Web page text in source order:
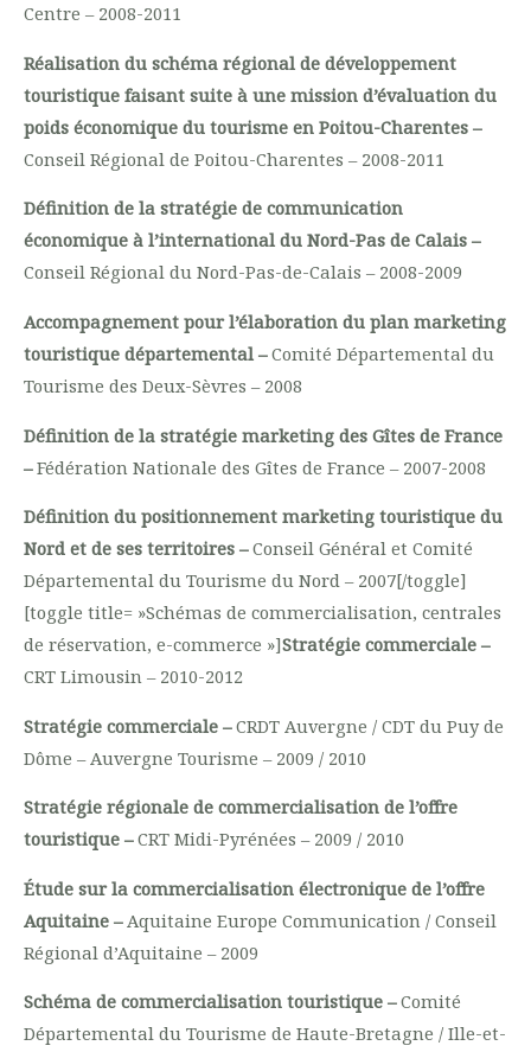
Centre – 2008-2011
Réalisation du schéma régional de développement
touristique faisant suite à une mission d’évaluation du
poids économique du tourisme en Poitou-Charentes –
Conseil Régional de Poitou-Charentes – 2008-2011
Définition de la stratégie de communication
économique à l’international du Nord-Pas de Calais –
Conseil Régional du Nord-Pas-de-Calais – 2008-2009
Accompagnement pour l’élaboration du plan marketing
touristique départemental –Comité Départemental du
Tourisme des Deux-Sèvres – 2008
Définition de la stratégie marketing des Gîtes de France
–Fédération Nationale des Gîtes de France – 2007-2008
Définition du positionnement marketing touristique du
Nord et de ses territoires –Conseil Général et Comité
Départemental du Tourisme du Nord – 2007[/toggle]
[toggle title= »Schémas de commercialisation, centrales
de réservation, e-commerce »]Stratégie commerciale –
CRT Limousin – 2010-2012
Stratégie commerciale –CRDT Auvergne / CDT du Puy de
Dôme – Auvergne Tourisme – 2009 / 2010
Stratégie régionale de commercialisation de l’offre
touristique –CRT Midi-Pyrénées – 2009 / 2010
Étude sur la commercialisation électronique de l’offre
Aquitaine – Aquitaine Europe Communication / Conseil
Régional d’Aquitaine – 2009
Schéma de commercialisation touristique –Comité
Départemental du Tourisme de Haute-Bretagne / Ille-et-